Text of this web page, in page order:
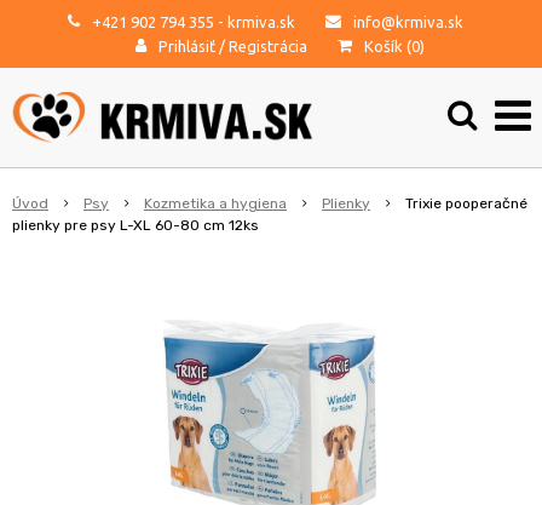
+421 902 794 355 - krmiva.sk
info@krmiva.sk
Prihlásiť / Registrácia Košík (0)
Úvod Psy Kozmetika a hygiena Plienky
Trixie pooperačné
plienky pre psy L-XL 60-80 cm 12ks